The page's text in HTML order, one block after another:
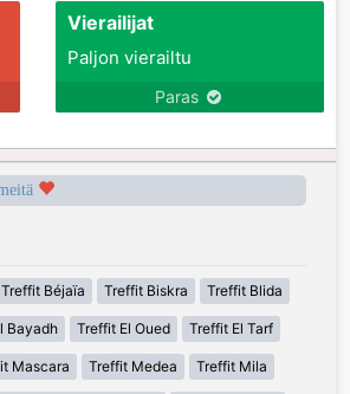
Vierailijat
Paljon vierailtu
Paras
Treffit Béjaïa Treffit Biskra Treffit Blida
Bayadh Treffit El Oued Treffit El Tarf
Mascara Treffit Medea Treffit Mila